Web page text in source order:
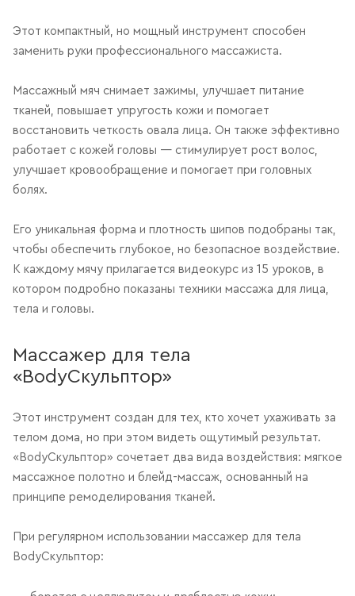
Этот компактный, но мощный инструмент способен
заменить руки профессионального массажиста.
Массажный мяч снимает зажимы, улучшает питание
тканей, повышает упругость кожи и помогает
восстановить четкость овала лица. Он также эффективно
работает с кожей головы — стимулирует рост волос,
улучшает кровообращение и помогает при головных
болях.
Его уникальная форма и плотность шипов подобраны так,
чтобы обеспечить глубокое, но безопасное воздействие.
К каждому мячу прилагается видеокурс из 15 уроков, в
котором подробно показаны техники массажа для лица,
тела и головы.
Массажер для тела
«BodyСкульптор»
Этот инструмент создан для тех, кто хочет ухаживать за
телом дома, но при этом видеть ощутимый результат.
«BodyСкульптор» сочетает два вида воздействия: мягкое
массажное полотно и блейд-массаж, основанный на
принципе ремоделирования тканей.
При регулярном использовании массажер для тела
BodyСкульптор: